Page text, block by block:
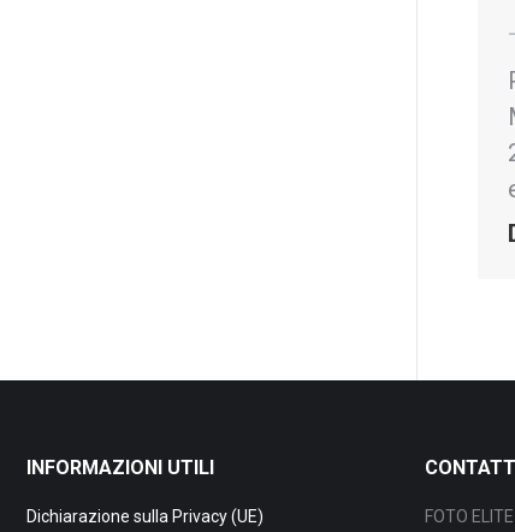
INFORMAZIONI UTILI
Dichiarazione sulla Privacy (UE) FOTO